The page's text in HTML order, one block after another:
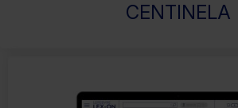
CENTINELA